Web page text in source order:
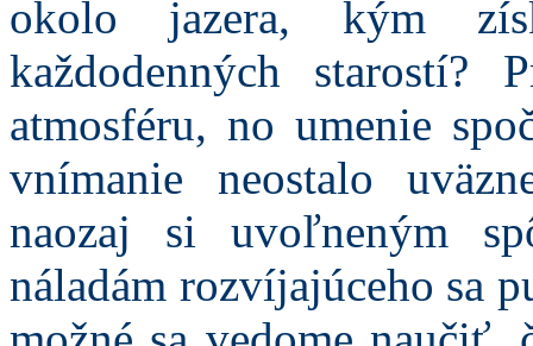
okolo jazera, kým
každodenných starostí?
atmosféru, no umenie
vnímanie neostalo
naozaj si uvoľneným
náladám rozvíjajúceho sa